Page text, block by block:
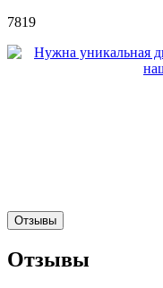
7819
Отзывы
Отзывы